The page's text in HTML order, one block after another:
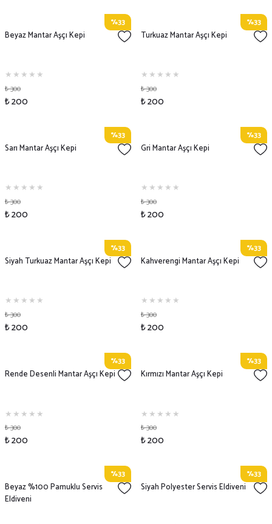
%33
Beyaz Mantar Aşçı Kepi
₺ 300
₺ 200
%33
Turkuaz Mantar Aşçı Kepi
₺ 300
₺ 200
%33
Sarı Mantar Aşçı Kepi
₺ 300
₺ 200
%33
Gri Mantar Aşçı Kepi
₺ 300
₺ 200
%33
Siyah Turkuaz Mantar Aşçı Kepi
₺ 300
₺ 200
%33
Kahverengi Mantar Aşçı Kepi
₺ 300
₺ 200
%33
Rende Desenli Mantar Aşçı Kepi
₺ 300
₺ 200
%33
Kırmızı Mantar Aşçı Kepi
₺ 300
₺ 200
%33
Beyaz %100 Pamuklu Servis
Eldiveni
%33
Siyah Polyester Servis Eldiveni